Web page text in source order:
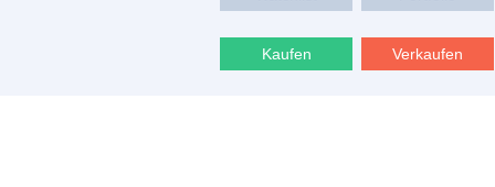
Kaufen Verkaufen